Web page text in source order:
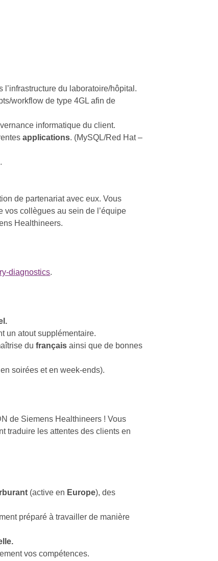
l’infrastructure du laboratoire/hôpital.
workflow de type 4GL afin de
informatique du client.
applications. (MySQL/Red Hat –
de partenariat avec eux. Vous
vos collègues au sein de l’équipe
Healthineers.
diagnostics.
un atout supplémentaire.
dufrançais ainsi que de bonnes
soirées et en week-ends).
de Siemens Healthineers ! Vous
traduire les attentes des clients en
(active en Europe), des
préparé à travailler de manière
vos compétences.